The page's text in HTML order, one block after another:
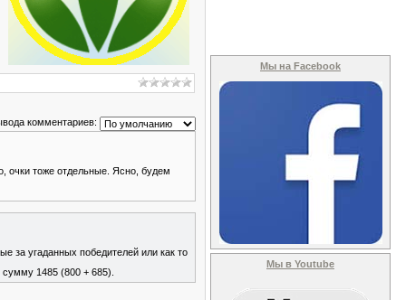
комментариев:
очки тоже отдельные. Ясно, будем
за угаданных победителей или как то
1485 (800 + 685).
Мы на Facebook
Мы в Youtube